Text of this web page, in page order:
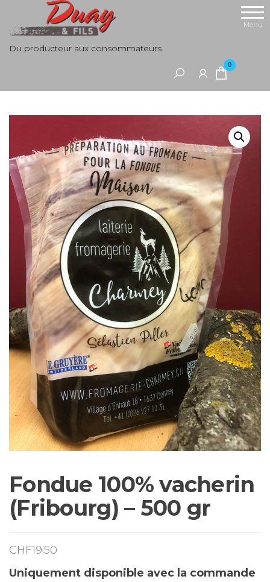
Du producteur aux consommateurs
0
Menu
Fondue 100% vacherin
(Fribourg) – 500 gr
CHF19.50
Uniquement disponible avec la commande